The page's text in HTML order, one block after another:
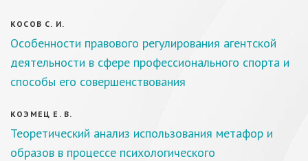
КОСОВ С. И.
Особенности правового регулирования агентской
деятельности в сфере профессионального спорта и
способы его совершенствования
КОЭМЕЦ Е. В.
Теоретический анализ использования метафор и
образов в процессе психологического